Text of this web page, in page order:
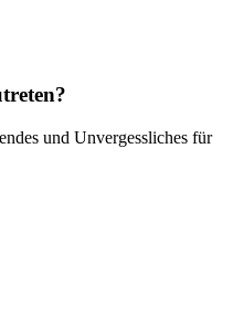
und Unvergessliches für